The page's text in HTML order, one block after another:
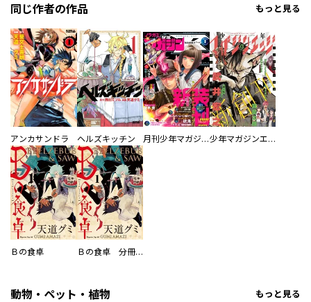
同じ作者の作品 もっと見る
アンカサンドラ ヘルズキッチン 月刊少年マガジンＲ 少年マガジンエッジ
Ｂの食卓 Ｂの食卓 分冊版
動物・ペット・植物 もっと見る